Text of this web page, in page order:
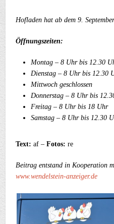
Hofladen hat ab dem 9.
Öffnungszeiten:
Montag – 8 Uhr bis 12.30
Dienstag – 8 Uhr bis 12.30
Mittwoch geschlossen
Donnerstag – 8 Uhr bis
Freitag – 8 Uhr bis 18 Uhr
Samstag – 8 Uhr bis 12.30
Text: af – Fotos: re
Beitrag entstand in Kooperation
www.wendelstein-anzeiger.de